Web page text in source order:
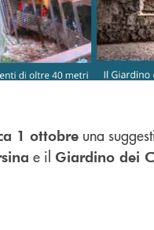
1 ottobre una
e il Giardino dei